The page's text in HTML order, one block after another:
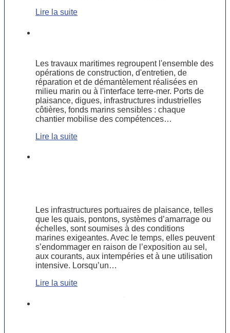
Lire la suite
Les travaux maritimes regroupent l'ensemble des
opérations de construction, d'entretien, de
réparation et de démantèlement réalisées en
milieu marin ou à l'interface terre-mer. Ports de
plaisance, digues, infrastructures industrielles
côtières, fonds marins sensibles : chaque
chantier mobilise des compétences…
Lire la suite
Les infrastructures portuaires de plaisance, telles
que les quais, pontons, systèmes d’amarrage ou
échelles, sont soumises à des conditions
marines exigeantes. Avec le temps, elles peuvent
s’endommager en raison de l’exposition au sel,
aux courants, aux intempéries et à une utilisation
intensive. Lorsqu’un…
Lire la suite